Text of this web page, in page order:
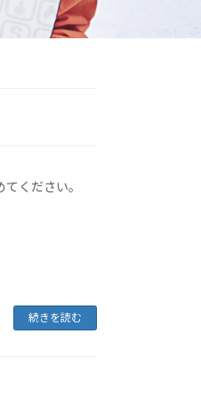
ください。
続きを読む